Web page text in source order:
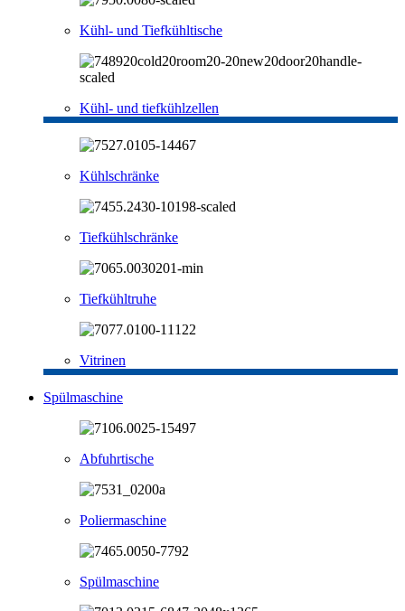
Kühl- und Tiefkühltische
Kühl- und tiefkühlzellen
Kühlschränke
Tiefkühlschränke
Tiefkühltruhe
Vitrinen
Spülmaschine
Abfuhrtische
Poliermaschine
Spülmaschine